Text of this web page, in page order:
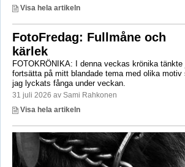
Visa hela artikeln
FotoFredag: Fullmåne och
kärlek
FOTOKRÖNIKA: I denna veckas krönika tänkte
fortsätta på mitt blandade tema med olika motiv
jag lyckats fånga under veckan.
31 juli 2026 av Sami Rahkonen
Visa hela artikeln